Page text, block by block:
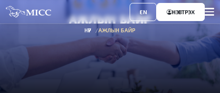
EN НЭВТРЭХ
АЖЛЫН БАЙР
НҮҮР АЖЛЫН БАЙР